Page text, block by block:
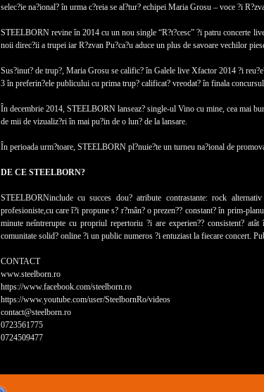
selec?ie na?ional? în urma c?reia se al?tur? echipei Maria Grosu – voce ?i
STEELBORN revine în 2014 cu un nou single “R?t?cesc” ?i patru concerte
noii direc?ii a trupei iar R?zvan Pu?ca?u aduce un plus de savoare vechilor
Sus?inut? de trup?, Maria Grosu se calific? în Galele live Xfactor 2014 ?i
3 în preferin?ele publicului cu prima trup? calificat? vreodat? în finala
În decembrie 2014, STEELBORN lanseaz? single-ul Vino cu mine, cea mai
de mii de vizualiz?ri în mai pu?in de o lun? de la lansare.
În perioada urm?toare, STEELBORN pl?nuie?te un turneu na?ional de
DE CE STEELBORN?
STEELBORNinclude cu succes dou? atribute contrastante: rock
profesioniste,cu care î?i propune s? r?mân? o prezen?? constant? în prim-
minute neîntrerupte cu propriul repertoriu ?i are experien?? consistent?
comunitate solid? online ?i un public numeros ?i entuziast la fiecare concert.
CONTACT
www.steelborn.ro
https://www.facebook.com/steelborn.ro
https://www.youtube.com/user/SteelbornRo/videos
contact@steelborn.ro
0723561775
0724509477